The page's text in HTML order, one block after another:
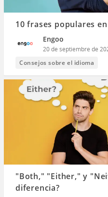
10 frases populares
Engoo
20 de septiembre de
Consejos sobre el idioma
"Both," "Either," y
diferencia?